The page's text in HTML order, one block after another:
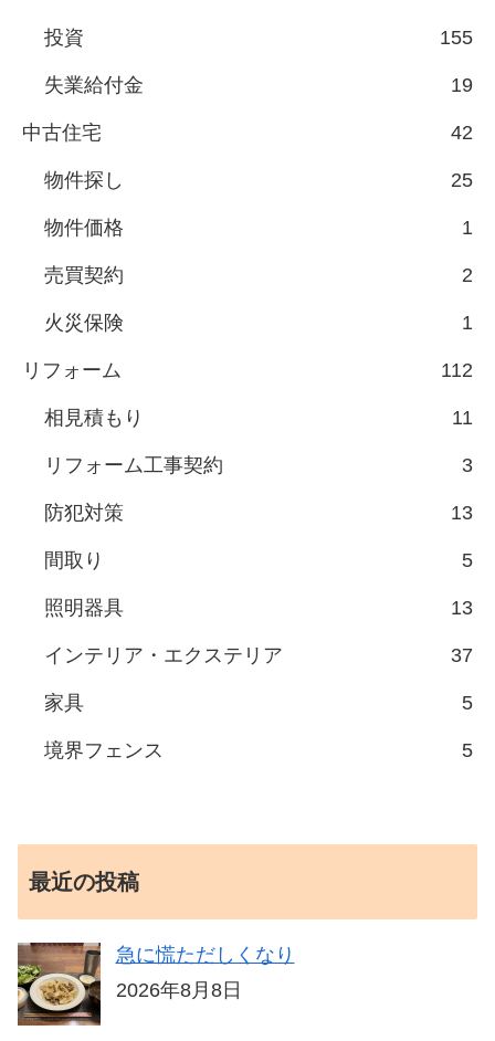
投資 155
失業給付金 19
中古住宅 42
物件探し 25
物件価格 1
売買契約 2
火災保険 1
リフォーム 112
相見積もり 11
リフォーム工事契約 3
防犯対策 13
間取り 5
照明器具 13
インテリア・エクステリア 37
家具 5
境界フェンス 5
最近の投稿
急に慌ただしくなり
2026年8月8日